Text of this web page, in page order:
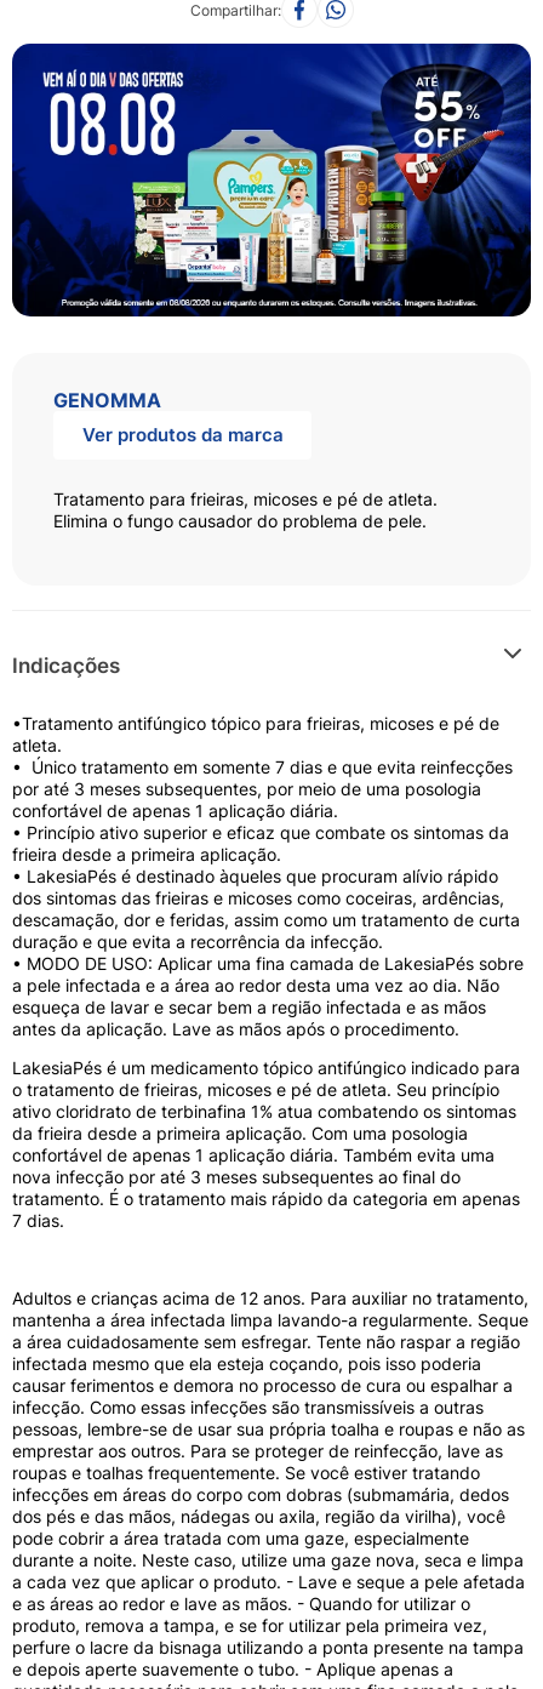
Compartilhar
GENOMMA
Ver produtos da marca
Tratamento para frieiras, micoses e pé de atleta.
Elimina o fungo causador do problema de pele.
Indicações
•Tratamento antifúngico tópico para frieiras, micoses e pé de
atleta.
• Único tratamento em somente 7 dias e que evita reinfecções
por até 3 meses subsequentes, por meio de uma posologia
confortável de apenas 1 aplicação diária.
• Princípio ativo superior e eficaz que combate os sintomas da
frieira desde a primeira aplicação.
• LakesiaPés é destinado àqueles que procuram alívio rápido
dos sintomas das frieiras e micoses como coceiras, ardências,
descamação, dor e feridas, assim como um tratamento de curta
duração e que evita a recorrência da infecção.
• MODO DE USO: Aplicar uma fina camada de LakesiaPés sobre
a pele infectada e a área ao redor desta uma vez ao dia. Não
esqueça de lavar e secar bem a região infectada e as mãos
antes da aplicação. Lave as mãos após o procedimento.
LakesiaPés é um medicamento tópico antifúngico indicado para
o tratamento de frieiras, micoses e pé de atleta. Seu princípio
ativo cloridrato de terbinafina 1% atua combatendo os sintomas
da frieira desde a primeira aplicação. Com uma posologia
confortável de apenas 1 aplicação diária. Também evita uma
nova infecção por até 3 meses subsequentes ao final do
tratamento. É o tratamento mais rápido da categoria em apenas
7 dias.
Adultos e crianças acima de 12 anos. Para auxiliar no tratamento,
mantenha a área infectada limpa lavando-a regularmente. Seque
a área cuidadosamente sem esfregar. Tente não raspar a região
infectada mesmo que ela esteja coçando, pois isso poderia
causar ferimentos e demora no processo de cura ou espalhar a
infecção. Como essas infecções são transmissíveis a outras
pessoas, lembre-se de usar sua própria toalha e roupas e não as
emprestar aos outros. Para se proteger de reinfecção, lave as
roupas e toalhas frequentemente. Se você estiver tratando
infecções em áreas do corpo com dobras (submamária, dedos
dos pés e das mãos, nádegas ou axila, região da virilha), você
pode cobrir a área tratada com uma gaze, especialmente
durante a noite. Neste caso, utilize uma gaze nova, seca e limpa
a cada vez que aplicar o produto. - Lave e seque a pele afetada
e as áreas ao redor e lave as mãos. - Quando for utilizar o
produto, remova a tampa, e se for utilizar pela primeira vez,
perfure o lacre da bisnaga utilizando a ponta presente na tampa
e depois aperte suavemente o tubo. - Aplique apenas a